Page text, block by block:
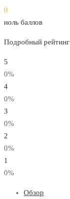
0
ноль баллов
Подробный рейтинг
5
0%
4
0%
3
0%
2
0%
1
0%
Обзор